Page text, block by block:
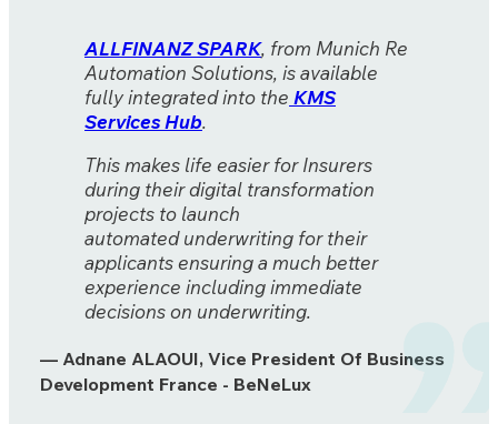
ALLFINANZ SPARK, from Munich Re
Automation Solutions, is available
fully integrated into the KMS
Services Hub.
This makes life easier for Insurers
during their digital transformation
projects to launch
automated underwriting for their
applicants ensuring a much better
experience including immediate
decisions on underwriting.
— Adnane ALAOUI, Vice President Of Business
Development France - BeNeLux